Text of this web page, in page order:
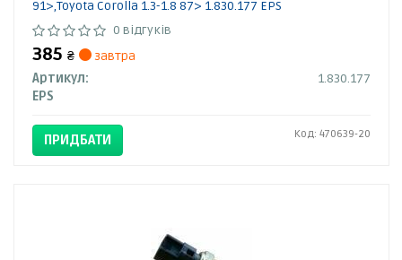
91>,Toyota Corolla 1.3-1.8 87> 1.830.177 EPS
0 відгуків
385 ₴
завтра
Артикул:
1.830.177
EPS
ПРИДБАТИ Код: 470639-20